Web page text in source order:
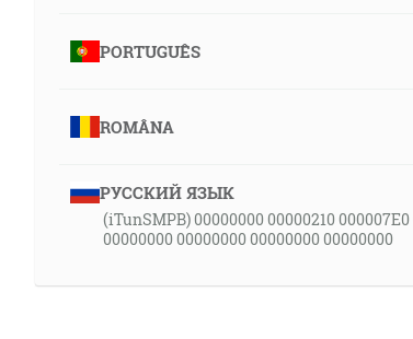
PORTUGUÊS
ROMÂNA
РУССКИЙ ЯЗЫК
(iTunSMPB) 00000000 00000210
00000000 00000000 00000000 00000000